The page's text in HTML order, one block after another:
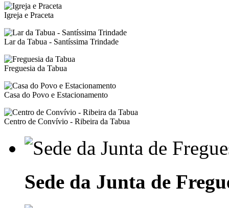
Igreja e Praceta
Lar da Tabua - Santíssima Trindade
Freguesia da Tabua
Casa do Povo e Estacionamento
Centro de Convívio - Ribeira da Tabua
Sede da Junta de